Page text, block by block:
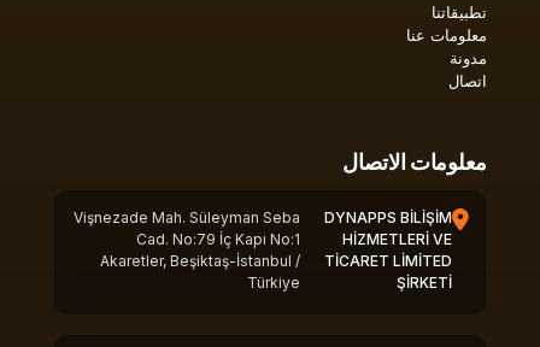
تطبيقاتنا
معلومات عنا
مدونة
اتصال
معلومات الاتصال
DYNAPPS BİLİŞİM
HİZMETLERİ VE
TİCARET LİMİTED
ŞİRKETİ
Vişnezade Mah. Süleyman Seba
Cad. No:79 İç Kapı No:1
Akaretler, Beşiktaş-İstanbul /
Türkiye